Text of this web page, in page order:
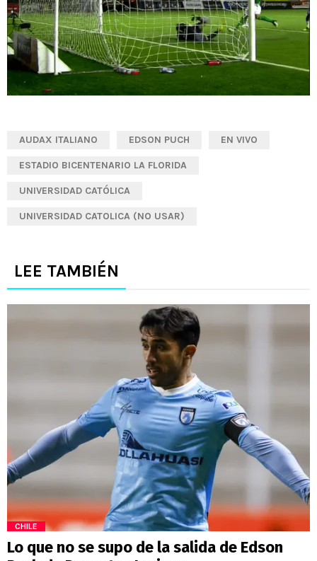
AUDAX ITALIANO EDSON PUCH EN VIVO
ESTADIO BICENTENARIO LA FLORIDA
UNIVERSIDAD CATÓLICA
UNIVERSIDAD CATOLICA (NO USAR)
LEE TAMBIÉN
CHILE
Lo que no se supo de la salida de Edson